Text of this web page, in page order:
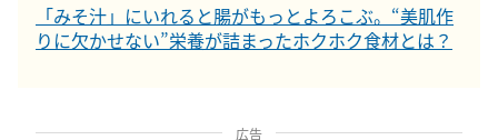
「みそ汁」にいれると腸がもっとよろこぶ。“美肌作
りに欠かせない”栄養が詰まったホクホク食材とは？
広告